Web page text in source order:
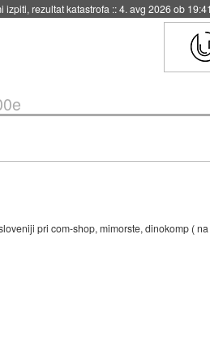
uporabo::4. avg 2026 ob 19:41
pri com-shop, mimorste, dinokomp (